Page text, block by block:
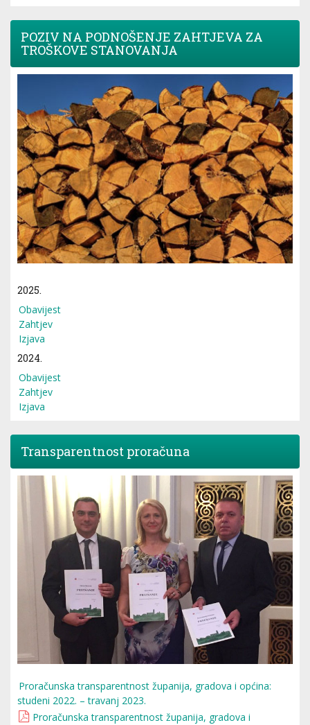
POZIV NA PODNOŠENJE ZAHTJEVA ZA
TROŠKOVE STANOVANJA
2025.
Obavijest
Zahtjev
Izjava
2024.
Obavijest
Zahtjev
Izjava
Transparentnost proračuna
Proračunska transparentnost županija, gradova i općina:
studeni 2022. – travanj 2023.
Proračunska transparentnost županija, gradova i